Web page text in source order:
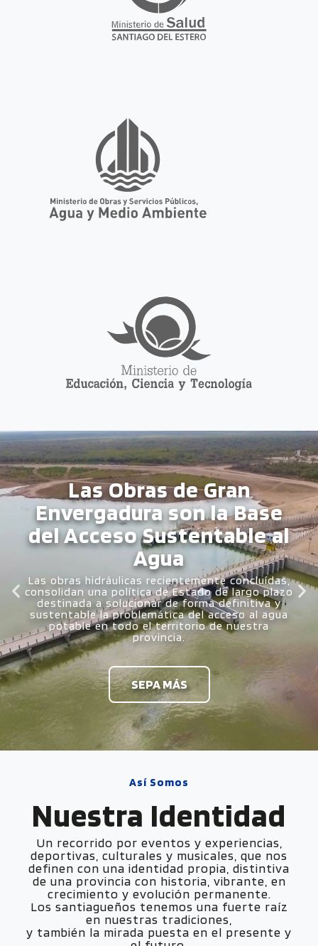
La Infraestructura
Hospitalaria Crece y
Amplía la Oferta de Salud
Provincial
El cuidado de la vida y el bienestar de los
santiagueños se puso de manifiesto en tiempos
signados por la pandemia de Covid-19, el trabajo
mancomunado nos permitió superar una crisis
mundial sin precedentes.
SEPA MÁS
Así Somos
Nuestra Identidad
Un recorrido por eventos y experiencias,
deportivas, culturales y musicales, que nos
definen con una identidad propia, distintiva
de una provincia con historia, vibrante, en
crecimiento y evolución permanente.
Los santiagueños tenemos una fuerte raíz
en nuestras tradiciones,
y también la mirada puesta en el presente y